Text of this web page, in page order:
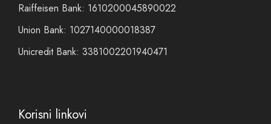
Raiffeisen Bank: 1610200045890022
Union Bank: 1027140000018387
Unicredit Bank: 3381002201940471
Korisni linkovi